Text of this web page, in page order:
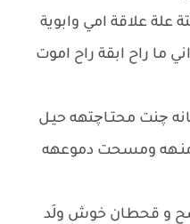
علاقة امي وابوية
ما راح ابقة راح اموت
چنت محتـاچتهه حيـل
ومسحت دموعهه
و قحطان خوش ولَد